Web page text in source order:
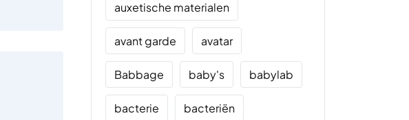
auxetische materialen
avant garde avatar
Babbage baby's babylab
bacterie bacteriën